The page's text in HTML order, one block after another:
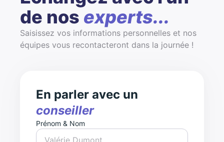
de nos experts...
Saisissez vos informations personnelles et nos
équipes vous recontacteront dans la journée !
En parler avec un
conseiller
Prénom & Nom